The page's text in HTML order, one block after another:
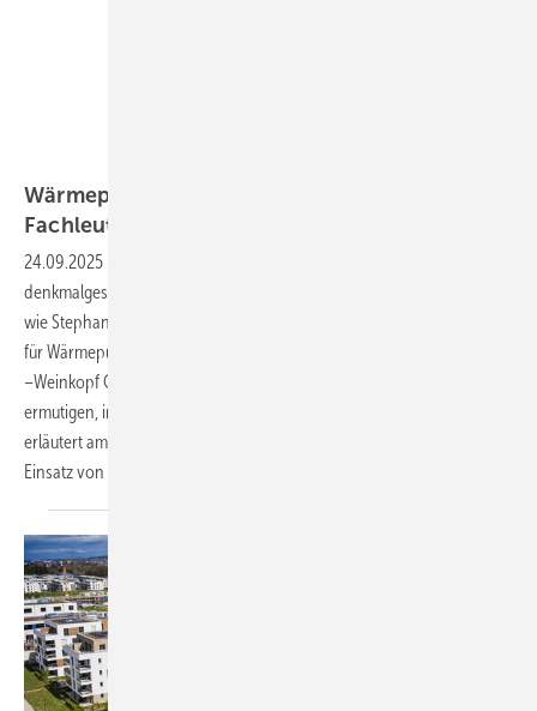
Wärmepumpen im Altbau: Ein Mutmacher für
Fachleute
24.09.2025
denkmalgeschützte Altbauten gilt oft als ­besondere Herausforderung,
wie Stephan Neumann-Weinkopf beobachtet. Der VDI-­Sachkundige
für Wärmepumpen und Geschäftsführer des Fachhandwerksbetriebs
–Weinkopf GmbH au s ­Scheuerfeld im Westerwald möchte dazu
ermutigen, innovative ­Lösungen auch im Bestand zu nutzen. Er
erläutert am Beispiel einer Villa aus dem Jahr 1880, wie ein effizienter
Einsatz von Wärmepumpen aussehen